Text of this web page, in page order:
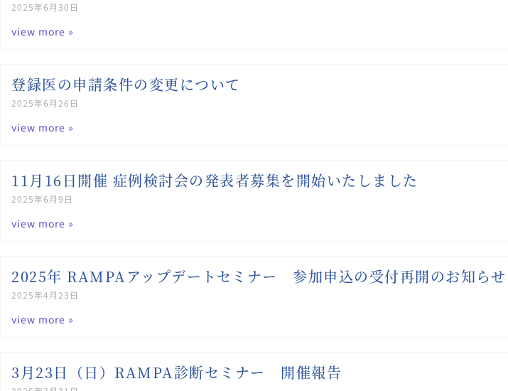
2025年6月30日
view more »
登録医の申請条件の変更について
2025年6月26日
view more »
11月16日開催 症例検討会の発表者募集を開始いたしました
2025年6月9日
view more »
2025年 RAMPAアップデートセミナー 参加申込の受付再開のお知らせ
2025年4月23日
view more »
3月23日（日）RAMPA診断セミナー 開催報告